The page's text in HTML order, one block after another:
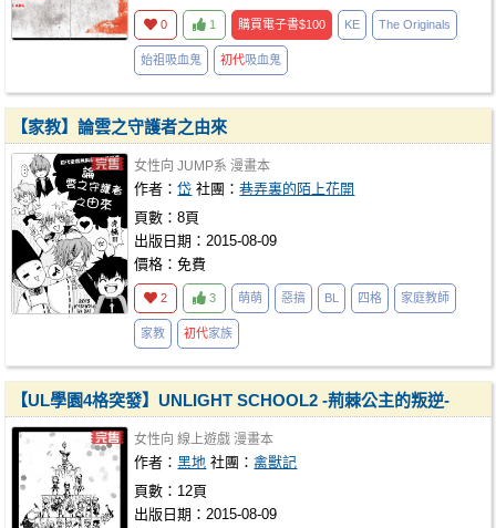
0 1 購買電子書$100 KE The Originals
始祖吸血鬼 初代吸血鬼
【家教】論雲之守護者之由來
女性向 JUMP系 漫畫本
作者：岱 社團：巷弄裏的陌上花開
頁數：8頁
出版日期：2015-08-09
價格：免費
2 3 萌萌 惡搞 BL 四格 家庭教師
家教 初代家族
【UL學園4格突發】UNLIGHT SCHOOL2 -荊棘公主的叛逆-
女性向 線上遊戲 漫畫本
作者：黑地 社團： 禽獸記
頁數：12頁
出版日期：2015-08-09